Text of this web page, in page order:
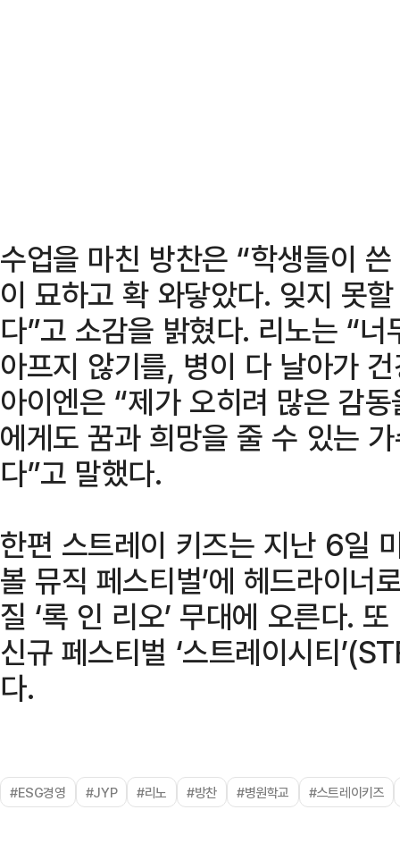
수업을 마친 방찬은 “학생들이
이 묘하고 확 와닿았다. 잊지 못
다”고 소감을 밝혔다. 리노는 “
아프지 않기를, 병이 다 날아가
아이엔은 “제가 오히려 많은 감
에게도 꿈과 희망을 줄 수 있는
다”고 말했다.
한편 스트레이 키즈는 지난 6일
볼 뮤직 페스티벌’에 헤드라이너
질 ‘록 인 리오’ 무대에 오른다.
신규 페스티벌 ‘스트레이시티
다.
#ESG경영 #JYP #리노 #방찬 #병원학교 #스트레이키즈